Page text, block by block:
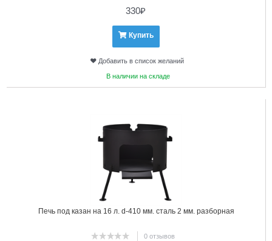
330₽
Купить
Добавить в список желаний
В наличии на складе
Печь под казан на 16 л. d-410 мм. сталь 2 мм. разборная
0 отзывов